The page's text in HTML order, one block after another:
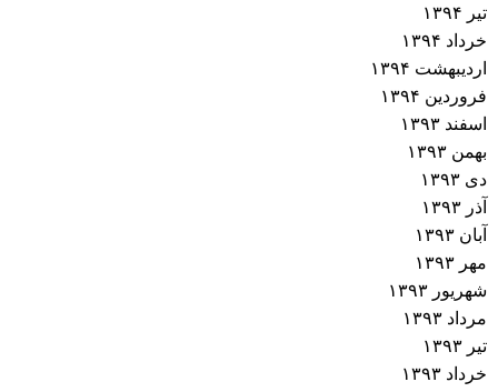
تیر ۱۳۹۴
خرداد ۱۳۹۴
اردیبهشت ۱۳۹۴
فروردین ۱۳۹۴
اسفند ۱۳۹۳
بهمن ۱۳۹۳
دی ۱۳۹۳
آذر ۱۳۹۳
آبان ۱۳۹۳
مهر ۱۳۹۳
شهریور ۱۳۹۳
مرداد ۱۳۹۳
تیر ۱۳۹۳
خرداد ۱۳۹۳